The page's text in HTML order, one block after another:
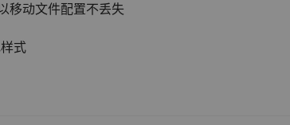
移动文件配置不丢失
式